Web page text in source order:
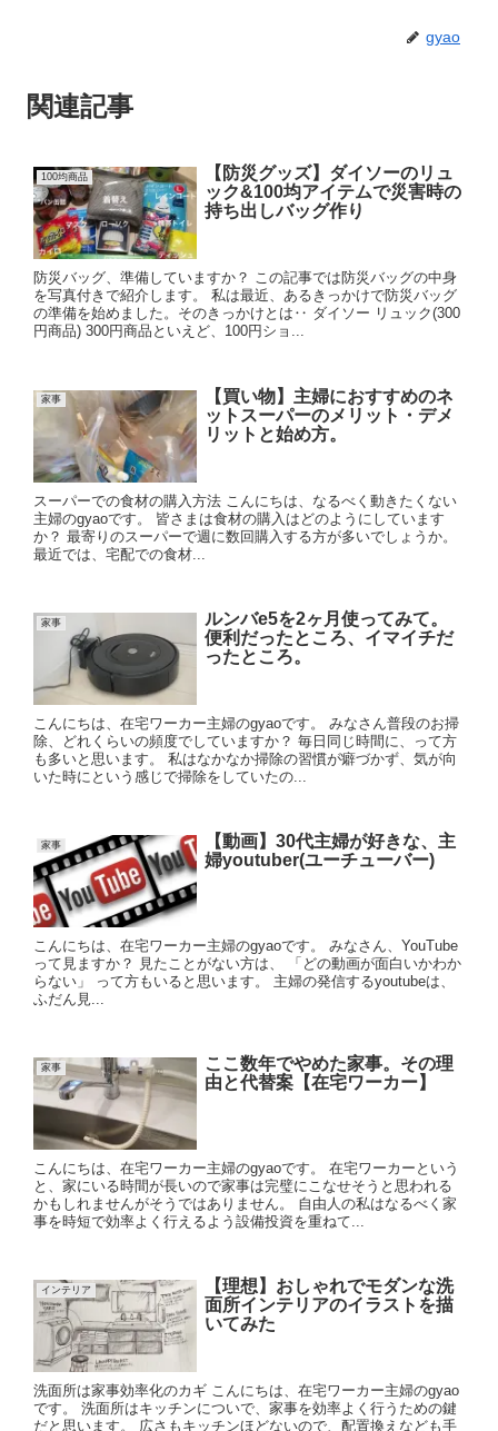
gyao
関連記事
100均商品
【防災グッズ】ダイソーのリュ
ック&100均アイテムで災害時の
持ち出しバッグ作り
防災バッグ、準備していますか？ この記事では防災バッグの中身
を写真付きで紹介します。 私は最近、あるきっかけで防災バッグ
の準備を始めました。そのきっかけとは‥ ダイソー リュック(300
円商品) 300円商品といえど、100円ショ...
家事
【買い物】主婦におすすめのネ
ットスーパーのメリット・デメ
リットと始め方。
スーパーでの食材の購入方法 こんにちは、なるべく動きたくない
主婦のgyaoです。 皆さまは食材の購入はどのようにしています
か？ 最寄りのスーパーで週に数回購入する方が多いでしょうか。
最近では、宅配での食材...
家事
ルンバe5を2ヶ月使ってみて。
便利だったところ、イマイチだ
ったところ。
こんにちは、在宅ワーカー主婦のgyaoです。 みなさん普段のお掃
除、どれくらいの頻度でしていますか？ 毎日同じ時間に、って方
も多いと思います。 私はなかなか掃除の習慣が癖づかず、気が向
いた時にという感じで掃除をしていたの...
家事
【動画】30代主婦が好きな、主
婦youtuber(ユーチューバー)
こんにちは、在宅ワーカー主婦のgyaoです。 みなさん、YouTube
って見ますか？ 見たことがない方は、 「どの動画が面白いかわか
らない」 って方もいると思います。 主婦の発信するyoutubeは、
ふだん見...
家事
ここ数年でやめた家事。その理
由と代替案【在宅ワーカー】
こんにちは、在宅ワーカー主婦のgyaoです。 在宅ワーカーという
と、家にいる時間が長いので家事は完璧にこなせそうと思われる
かもしれませんがそうではありません。 自由人の私はなるべく家
事を時短で効率よく行えるよう設備投資を重ねて...
インテリア
【理想】おしゃれでモダンな洗
面所インテリアのイラストを描
いてみた
洗面所は家事効率化のカギ こんにちは、在宅ワーカー主婦のgyao
です。 洗面所はキッチンについで、家事を効率よく行うための鍵
だと思います。 広さもキッチンほどないので、配置換えなども手